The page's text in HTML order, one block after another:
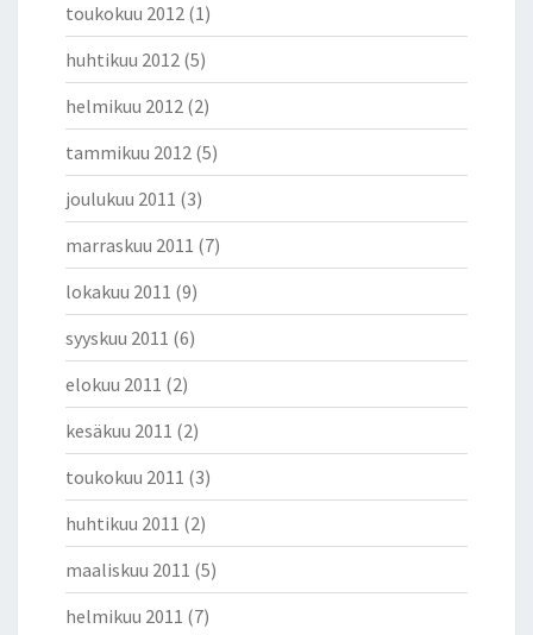
toukokuu 2012 (1)
huhtikuu 2012 (5)
helmikuu 2012 (2)
tammikuu 2012 (5)
joulukuu 2011 (3)
marraskuu 2011 (7)
lokakuu 2011 (9)
syyskuu 2011 (6)
elokuu 2011 (2)
kesäkuu 2011 (2)
toukokuu 2011 (3)
huhtikuu 2011 (2)
maaliskuu 2011 (5)
helmikuu 2011 (7)